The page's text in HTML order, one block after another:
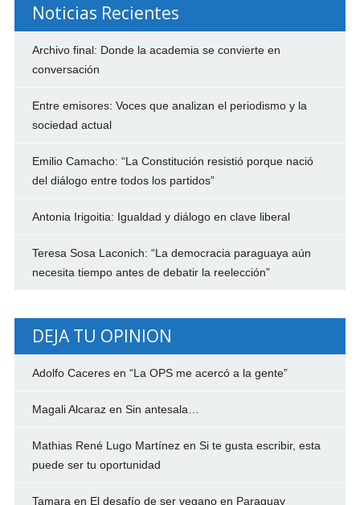
Noticias Recientes
Archivo final: Donde la academia se convierte en
conversación
Entre emisores: Voces que analizan el periodismo y la
sociedad actual
Emilio Camacho: “La Constitución resistió porque nació
del diálogo entre todos los partidos”
Antonia Irigoitia: Igualdad y diálogo en clave liberal
Teresa Sosa Laconich: “La democracia paraguaya aún
necesita tiempo antes de debatir la reelección”
DEJA TU OPINION
Adolfo Caceresen “La OPS me acercó a la gente”
Magali Alcarazen Sin antesala…
Mathias René Lugo Martínezen Si te gusta escribir, esta
puede ser tu oportunidad
Tamara en El desafío de ser vegano en Paraguay